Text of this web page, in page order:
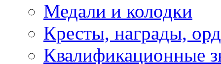
Медали и колодки
Кресты, награды,
Квалификационные